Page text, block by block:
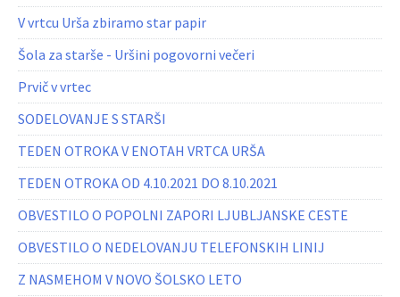
V vrtcu Urša zbiramo star papir
Šola za starše - Uršini pogovorni večeri
Prvič v vrtec
SODELOVANJE S STARŠI
TEDEN OTROKA V ENOTAH VRTCA URŠA
TEDEN OTROKA OD 4.10.2021 DO 8.10.2021
OBVESTILO O POPOLNI ZAPORI LJUBLJANSKE CESTE
OBVESTILO O NEDELOVANJU TELEFONSKIH LINIJ
Z NASMEHOM V NOVO ŠOLSKO LETO